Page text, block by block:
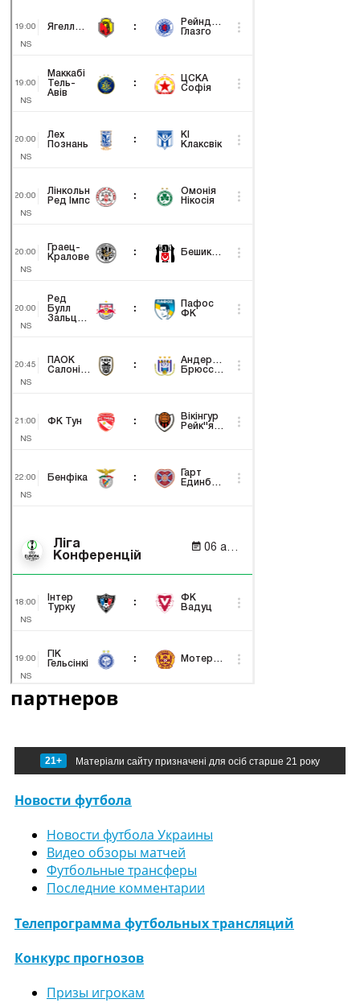
партнеров
21+ Матеріали сайту призначені для осіб старше 21 року
Новости футбола
Новости футбола Украины
Видео обзоры матчей
Футбольные трансферы
Последние комментарии
Телепрограмма футбольных трансляций
Конкурс прогнозов
Призы игрокам